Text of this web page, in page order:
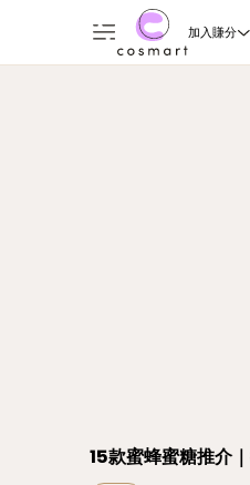
加入賺分
15款蜜蜂蜜糖推介